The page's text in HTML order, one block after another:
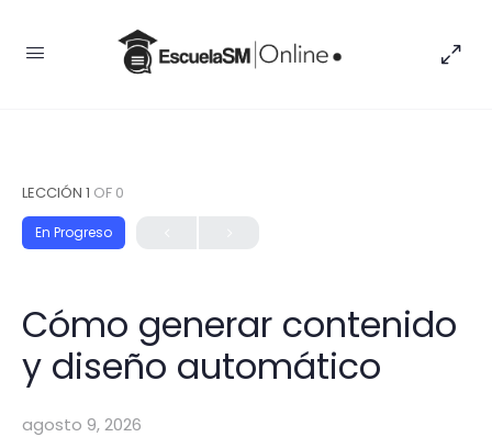
LECCIÓN 1 OF 0
En Progreso
Cómo generar contenido
y diseño automático
agosto 9, 2026